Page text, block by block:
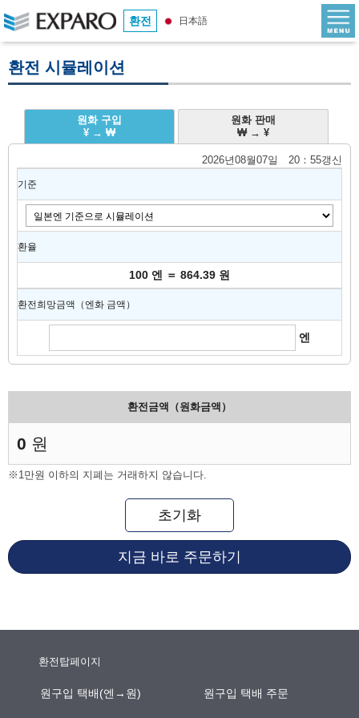
환전 日本語
환전 시뮬레이션
원화 구입
¥ → ₩
원화 판매
₩ → ¥
2026년08월07일 20：55갱신
기준
환율
100 엔 ＝ 864.39 원
환전희망금액（엔화 금액）
엔
환전금액（원화금액）
0 원
※1만원 이하의 지폐는 거래하지 않습니다.
초기화
지금 바로 주문하기
환전탑페이지
원구입 택배(엔→원) 원구입 택배 주문